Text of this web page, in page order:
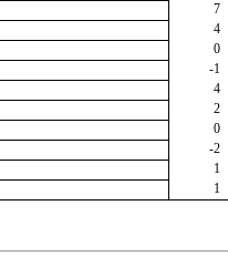
7
4
0
-1
4
2
0
-2
1
1